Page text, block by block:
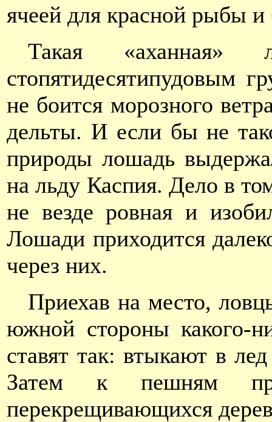
ячеей для красной рыбы
Такая
стопятидесятипудовым
не боится морозного
дельты. И если бы не
природы лошадь
на льду Каспия. Дело в
не везде ровная и
Лошади приходится
через них.
Приехав на место,
южной стороны какого-
ставят так: втыкают в
Затем к пешням
перекрещивающихся